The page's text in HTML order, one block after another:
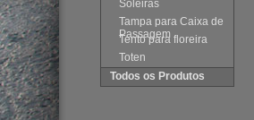
Soleiras
Tampa para Caixa de
Passagem
Tento para floreira
Toten
Todos os Produtos